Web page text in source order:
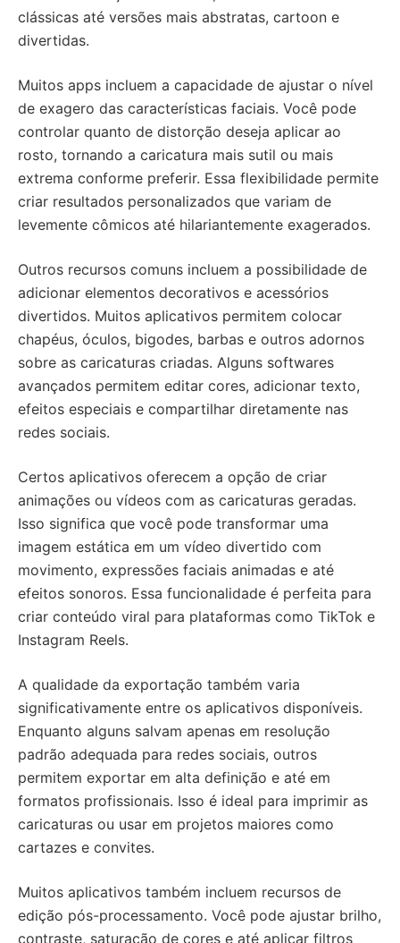
clássicas até versões mais abstratas, cartoon e
divertidas.
Muitos apps incluem a capacidade de ajustar o nível
de exagero das características faciais. Você pode
controlar quanto de distorção deseja aplicar ao
rosto, tornando a caricatura mais sutil ou mais
extrema conforme preferir. Essa flexibilidade permite
criar resultados personalizados que variam de
levemente cômicos até hilariantemente exagerados.
Outros recursos comuns incluem a possibilidade de
adicionar elementos decorativos e acessórios
divertidos. Muitos aplicativos permitem colocar
chapéus, óculos, bigodes, barbas e outros adornos
sobre as caricaturas criadas. Alguns softwares
avançados permitem editar cores, adicionar texto,
efeitos especiais e compartilhar diretamente nas
redes sociais.
Certos aplicativos oferecem a opção de criar
animações ou vídeos com as caricaturas geradas.
Isso significa que você pode transformar uma
imagem estática em um vídeo divertido com
movimento, expressões faciais animadas e até
efeitos sonoros. Essa funcionalidade é perfeita para
criar conteúdo viral para plataformas como TikTok e
Instagram Reels.
A qualidade da exportação também varia
significativamente entre os aplicativos disponíveis.
Enquanto alguns salvam apenas em resolução
padrão adequada para redes sociais, outros
permitem exportar em alta definição e até em
formatos profissionais. Isso é ideal para imprimir as
caricaturas ou usar em projetos maiores como
cartazes e convites.
Muitos aplicativos também incluem recursos de
edição pós-processamento. Você pode ajustar brilho,
contraste, saturação de cores e até aplicar filtros